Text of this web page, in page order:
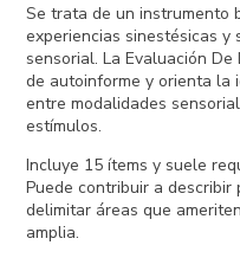
Se trata de un instrumento
experiencias sinestésicas y
sensorial. La Evaluación
de autoinforme y orienta la
entre modalidades
estímulos.
Incluye 15 ítems y suele
Puede contribuir a
delimitar áreas que
amplia.